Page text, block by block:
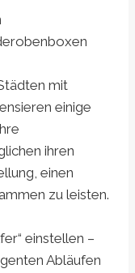
mit
einige
ihren
einen
zu leisten.
einstellen –
Abläufen